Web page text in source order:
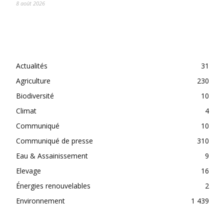
8 août 2026
Actualités
31
Agriculture
230
Biodiversité
10
Climat
4
Communiqué
10
Communiqué de presse
310
Eau & Assainissement
9
Elevage
16
Énergies renouvelables
2
Environnement
1 439